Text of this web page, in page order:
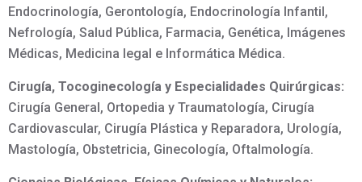
Endocrinología, Gerontología, Endocrinología Infantil,
Nefrología, Salud Pública, Farmacia, Genética, Imágenes
Médicas, Medicina legal e Informática Médica.
Cirugía, Tocoginecología y Especialidades Quirúrgicas:
Cirugía General, Ortopedia y Traumatología, Cirugía
Cardiovascular, Cirugía Plástica y Reparadora, Urología,
Mastología, Obstetricia, Ginecología, Oftalmología.